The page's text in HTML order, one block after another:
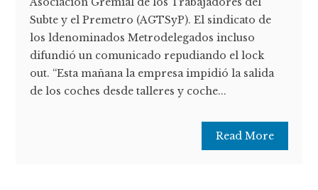
Subte y el Premetro (AGTSyP). El sindicato de
los ldenominados Metrodelegados incluso
difundió un comunicado repudiando el lock
out. “Esta mañana la empresa impidió la salida
de los coches desde talleres y coche...
Read More